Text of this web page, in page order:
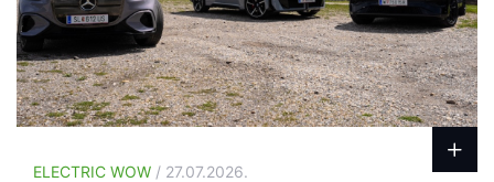
ELECTRIC WOW / 27.07.2026.